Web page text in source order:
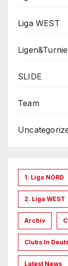
Liga WEST
SLIDE
Team
1. Liga NORD
2. Liga WEST
Archiv
Clubs In
Latest News